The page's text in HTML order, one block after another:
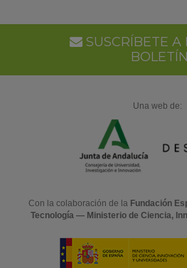
SUSCRÍBETE A
BOLETÍN
Una web de:
Con la colaboración de la Fundación
Tecnología — Ministerio de Ciencia,